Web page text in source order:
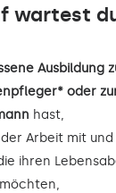
wartest
Ausbildung
oder
hast,
Arbeit mit
ihren